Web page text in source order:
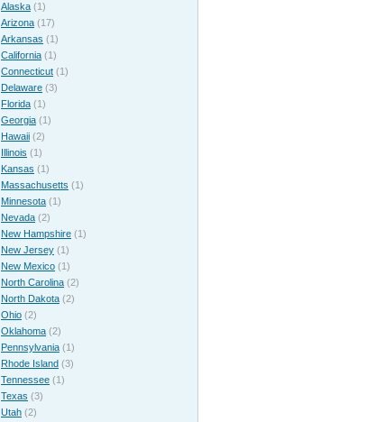
Alaska (1)
Arizona (17)
Arkansas (1)
California (1)
Connecticut (1)
Delaware (3)
Florida (1)
Georgia (1)
Hawaii (2)
Illinois (1)
Kansas (1)
Massachusetts (1)
Minnesota (1)
Nevada (2)
New Hampshire (1)
New Jersey (1)
New Mexico (1)
North Carolina (2)
North Dakota (2)
Ohio (2)
Oklahoma (2)
Pennsylvania (1)
Rhode Island (3)
Tennessee (1)
Texas (3)
Utah (2)